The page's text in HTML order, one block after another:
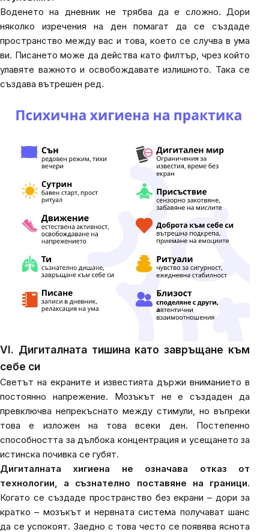
Воденето на дневник не трябва да е сложно. Дори
няколко изречения на ден помагат да се създаде
пространство между вас и това, което се случва в ума
ви. Писането може да действа като филтър, чрез който
улавяте важното и освобождавате излишното. Така се
създава вътрешен ред.
VI. Дигиталната тишина като завръщане към
себе си
Светът на екраните и известията държи вниманието в
постоянно напрежение. Мозъкът не е създаден да
превключва непрекъснато между стимули, но въпреки
това е изложен на това всеки ден. Постепенно
способността за дълбока концентрация и усещането за
истинска почивка се губят.
Дигиталната хигиена не означава отказ от
технологии, а съзнателно поставяне на граници.
Когато се създаде пространство без екрани – дори за
кратко – мозъкът и нервната система получават шанс
да се успокоят. Заедно с това често се появява яснота